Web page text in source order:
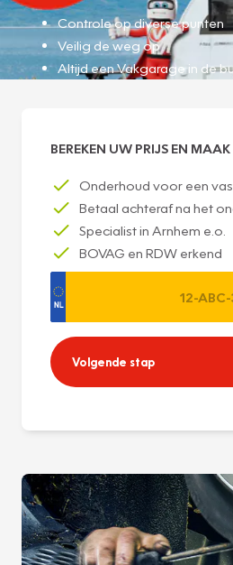
Controle op diverse punten
Veilig de weg op
Altijd een Vakgarage in de
BEREKEN UW PRIJS EN
Onderhoud voor een
Betaal achteraf na het
Specialist in Arnhem e.o.
BOVAG en RDW erkend
Volgende stap